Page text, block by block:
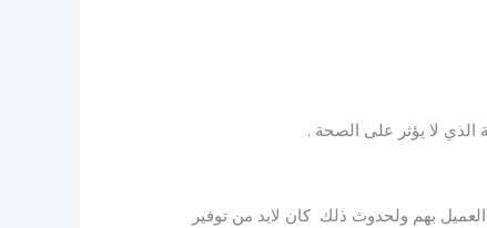
بهم ولحدوث ذلك كان لابد من توفير